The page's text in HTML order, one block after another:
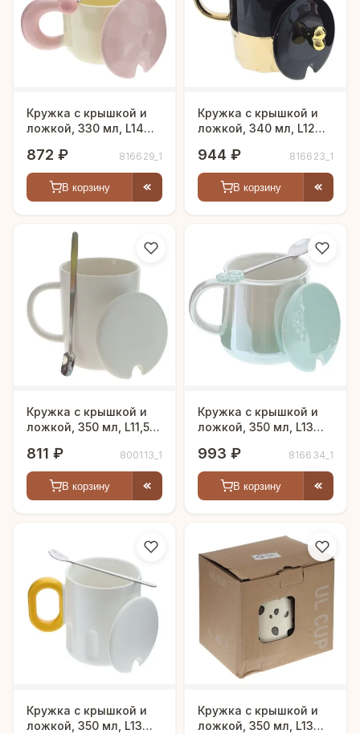
Кружка с крышкой и
ложкой, 330 мл, L14
872 ₽ 816629_1
В корзину
Кружка с крышкой и
ложкой, 340 мл, L12
944 ₽ 816623_1
В корзину
Кружка с крышкой и
ложкой, 350 мл, L11,5
811 ₽ 800113_1
В корзину
Кружка с крышкой и
ложкой, 350 мл, L13
993 ₽ 816634_1
В корзину
Кружка с крышкой и
ложкой, 350 мл, L13
Кружка с крышкой и
ложкой, 350 мл, L13